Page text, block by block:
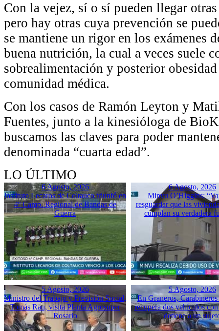
Con la vejez, sí o sí pueden llegar
pero hay otras cuya prevención se
se mantiene un rigor en los exámenes
buena nutrición, la cual a veces suele
sobrealimentación y posterior
comunidad médica.
Con los casos de Ramón Leyton y
Fuentes, junto a la kinesióloga de
buscamos las claves para poder
denominada “cuarta edad”.
LO ÚLTIMO
6 Agosto, 2026
Instituto Lecaros de Coltauco triunfó en
4º Camp. Regional de Bandas de
Guerra
6 Agosto, 2026
Minvu O’Higgins:
resguardar que las
cumplan su verdadera
5 Agosto, 2026
Ministro del Trabajo y Previsión Social,
Tomás Rau, visita Planta Agrosuper
Rosario
5 Agosto, 2026
En Graneros,
recupera dos vehículos
detiene a un